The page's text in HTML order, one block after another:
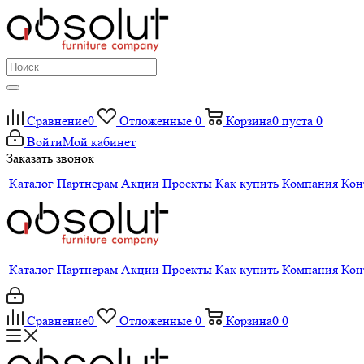
Сравнение0 Отложенные 0 Корзина0 пуста 0
ВойтиМой кабинет
Заказать звонок
Каталог Партнерам Акции Проекты Как купить Компания
Каталог Партнерам Акции Проекты Как купить Компания
Сравнение0 Отложенные 0 Корзина0 0